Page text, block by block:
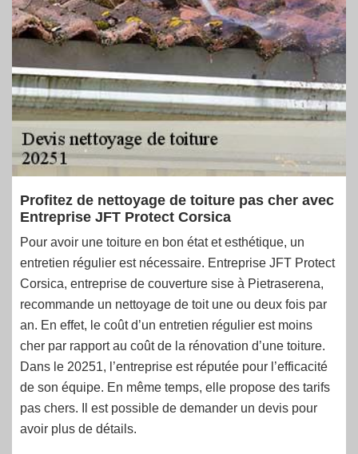
Profitez de nettoyage de toiture pas cher avec
Entreprise JFT Protect Corsica
Pour avoir une toiture en bon état et esthétique, un
entretien régulier est nécessaire. Entreprise JFT Protect
Corsica, entreprise de couverture sise à Pietraserena,
recommande un nettoyage de toit une ou deux fois par
an. En effet, le coût d’un entretien régulier est moins
cher par rapport au coût de la rénovation d’une toiture.
Dans le 20251, l’entreprise est réputée pour l’efficacité
de son équipe. En même temps, elle propose des tarifs
pas chers. Il est possible de demander un devis pour
avoir plus de détails.